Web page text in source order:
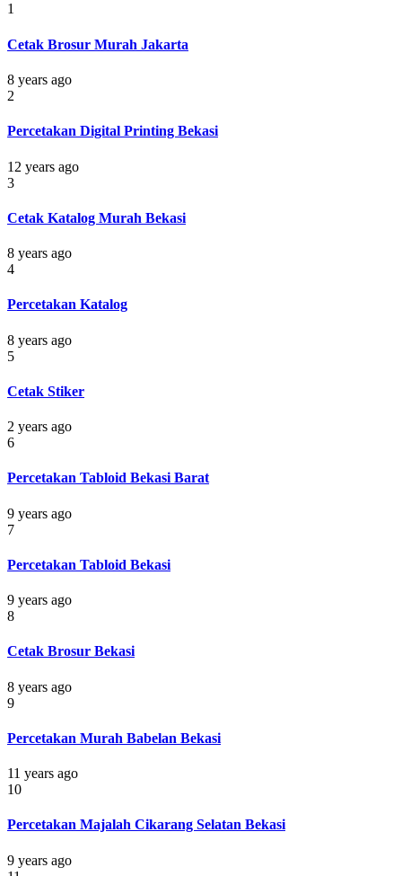
1
Cetak Brosur Murah Jakarta
8 years ago
2
Percetakan Digital Printing Bekasi
12 years ago
3
Cetak Katalog Murah Bekasi
8 years ago
4
Percetakan Katalog
8 years ago
5
Cetak Stiker
2 years ago
6
Percetakan Tabloid Bekasi Barat
9 years ago
7
Percetakan Tabloid Bekasi
9 years ago
8
Cetak Brosur Bekasi
8 years ago
9
Percetakan Murah Babelan Bekasi
11 years ago
10
Percetakan Majalah Cikarang Selatan Bekasi
9 years ago